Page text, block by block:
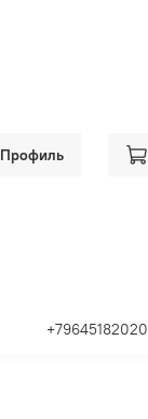
Профиль
+79645182020